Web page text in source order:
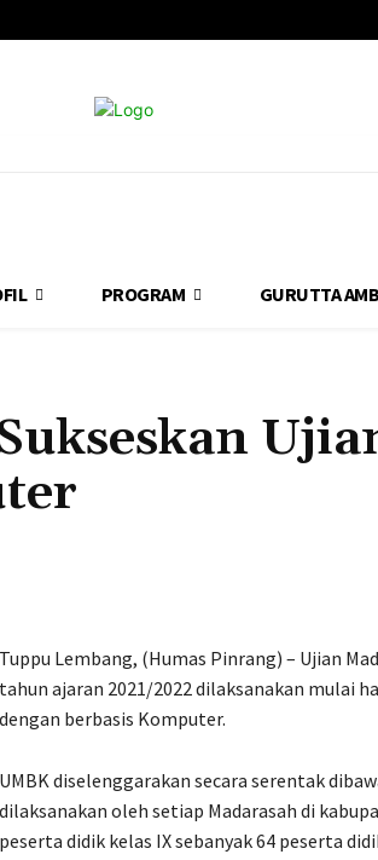
PROGRAM GURUTTA
Tuppu Lembang, (Humas Pinrang) – Ujian
tahun ajaran 2021/2022 dilaksanakan mulai
dengan berbasis Komputer.
UMBK diselenggarakan secara serentak
dilaksanakan oleh setiap Madarasah di
peserta didik kelas IX sebanyak 64 peserta